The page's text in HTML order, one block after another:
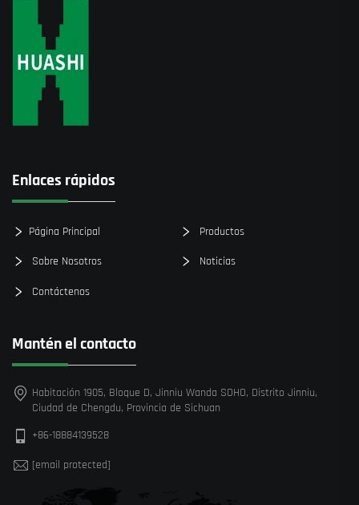
Enlaces rápidos
Página Principal Productos
Sobre Nosotros Noticias
Contáctenos
Mantén el contacto
Habitación 1905, Bloque D, Jinniu Wanda SOHO, Distrito Jinniu,
Ciudad de Chengdu, Provincia de Sichuan
+86-18884139528
[email protected]